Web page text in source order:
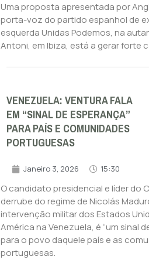
Uma proposta apresentada por
porta-voz do partido espanhol de
esquerda Unidas Podemos, na
Antoni, em Ibiza, está a gerar forte
VENEZUELA: VENTURA FALA
EM “SINAL DE ESPERANÇA”
PARA PAÍS E COMUNIDADES
PORTUGUESAS
Janeiro 3, 2026 15:30
O candidato presidencial e líder do
derrube do regime de Nicolás
intervenção militar dos Estados
América na Venezuela, é “um sinal
para o povo daquele país e as
portuguesas.